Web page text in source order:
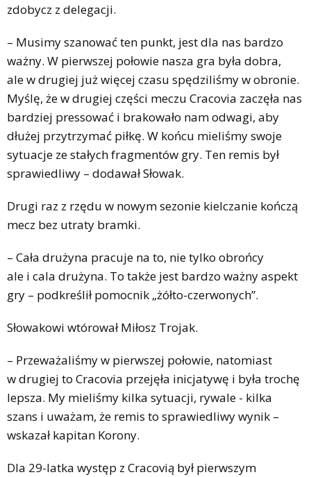
zdobycz z delegacji.
– Musimy szanować ten punkt, jest dla nas bardzo
ważny. W pierwszej połowie nasza gra była dobra,
ale w drugiej już więcej czasu spędziliśmy w obronie.
Myślę, że w drugiej części meczu Cracovia zaczęła nas
bardziej pressować i brakowało nam odwagi, aby
dłużej przytrzymać piłkę. W końcu mieliśmy swoje
sytuacje ze stałych fragmentów gry. Ten remis był
sprawiedliwy – dodawał Słowak.
Drugi raz z rzędu w nowym sezonie kielczanie kończą
mecz bez utraty bramki.
– Cała drużyna pracuje na to, nie tylko obrońcy
ale i cala drużyna. To także jest bardzo ważny aspekt
gry – podkreślił pomocnik „żółto-czerwonych”.
Słowakowi wtórował Miłosz Trojak.
– Przeważaliśmy w pierwszej połowie, natomiast
w drugiej to Cracovia przejęła inicjatywę i była trochę
lepsza. My mieliśmy kilka sytuacji, rywale - kilka
szans i uważam, że remis to sprawiedliwy wynik –
wskazał kapitan Korony.
Dla 29-latka występ z Cracovią był pierwszym